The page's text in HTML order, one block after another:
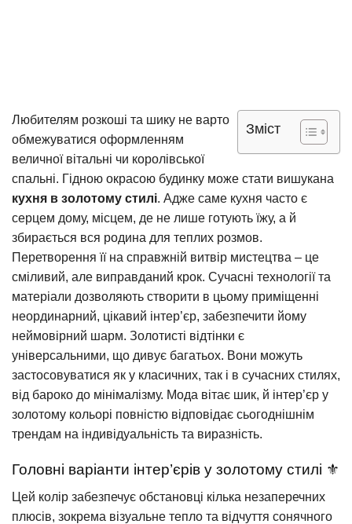
Зміст
Любителям розкоші та шику не варто
обмежуватися оформленням
величної вітальні чи королівської
спальні. Гідною окрасою будинку може стати вишукана
кухня в золотому стилі. Адже саме кухня часто є
серцем дому, місцем, де не лише готують їжу, а й
збирається вся родина для теплих розмов.
Перетворення її на справжній витвір мистецтва – це
сміливий, але виправданий крок. Сучасні технології та
матеріали дозволяють створити в цьому приміщенні
неординарний, цікавий інтер’єр, забезпечити йому
неймовірний шарм. Золотисті відтінки є
універсальними, що дивує багатьох. Вони можуть
застосовуватися як у класичних, так і в сучасних стилях,
від бароко до мінімалізму. Мода вітає шик, й інтер’єр у
золотому кольорі повністю відповідає сьогоднішнім
трендам на індивідуальність та виразність.
Головні варіанти інтер’єрів у золотому стилі ⚜️
Цей колір забезпечує обстановці кілька незаперечних
плюсів, зокрема візуальне тепло та відчуття сонячного